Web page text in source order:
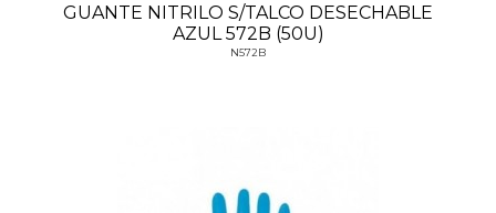
GUANTE NITRILO S/TALCO DESECHABLE
AZUL 572B (50U)
N572B